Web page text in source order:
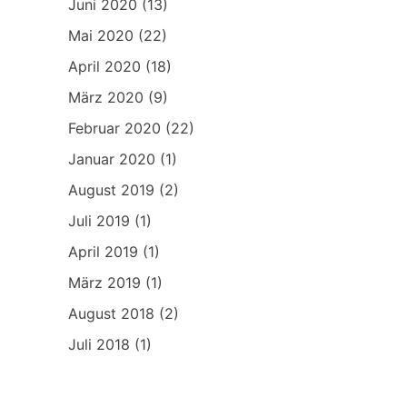
Juni 2020 (13)
Mai 2020 (22)
April 2020 (18)
März 2020 (9)
Februar 2020 (22)
Januar 2020 (1)
August 2019 (2)
Juli 2019 (1)
April 2019 (1)
März 2019 (1)
August 2018 (2)
Juli 2018 (1)